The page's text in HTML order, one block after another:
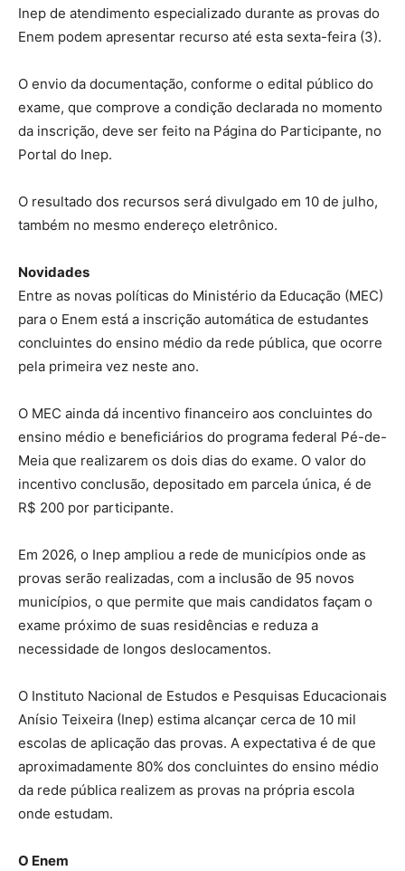
Inep de atendimento especializado durante as provas do
Enem podem apresentar recurso até esta sexta-feira (3).
O envio da documentação, conforme o edital público do
exame, que comprove a condição declarada no momento
da inscrição, deve ser feito na Página do Participante, no
Portal do Inep.
O resultado dos recursos será divulgado em 10 de julho,
também no mesmo endereço eletrônico.
Novidades
Entre as novas políticas do Ministério da Educação (MEC)
para o Enem está a inscrição automática de estudantes
concluintes do ensino médio da rede pública, que ocorre
pela primeira vez neste ano.
O MEC ainda dá incentivo financeiro aos concluintes do
ensino médio e beneficiários do programa federal Pé-de-
Meia que realizarem os dois dias do exame. O valor do
incentivo conclusão, depositado em parcela única, é de
R$ 200 por participante.
Em 2026, o Inep ampliou a rede de municípios onde as
provas serão realizadas, com a inclusão de 95 novos
municípios, o que permite que mais candidatos façam o
exame próximo de suas residências e reduza a
necessidade de longos deslocamentos.
O Instituto Nacional de Estudos e Pesquisas Educacionais
Anísio Teixeira (Inep) estima alcançar cerca de 10 mil
escolas de aplicação das provas. A expectativa é de que
aproximadamente 80% dos concluintes do ensino médio
da rede pública realizem as provas na própria escola
onde estudam.
O Enem